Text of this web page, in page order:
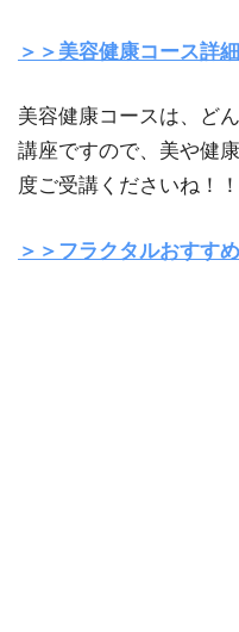
＞＞美容健康コース詳細
美容健康コースは、ど
講座ですので、美や健
度ご受講くださいね！！
＞＞フラクタルおすす